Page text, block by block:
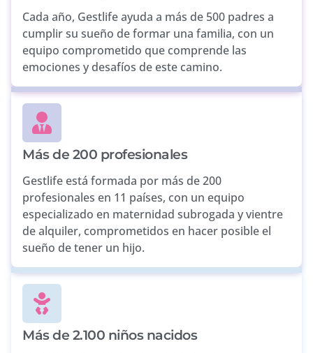
Cada año, Gestlife ayuda a más de 500 padres a
cumplir su sueño de formar una familia, con un
equipo comprometido que comprende las
emociones y desafíos de este camino.
Más de 200 profesionales
Gestlife está formada por más de 200
profesionales en 11 países, con un equipo
especializado en maternidad subrogada y vientre
de alquiler, comprometidos en hacer posible el
sueño de tener un hijo.
Más de 2.100 niños nacidos